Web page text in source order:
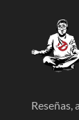
Reseñas,